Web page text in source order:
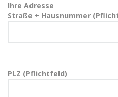
Ihre Adresse
Straße + Hausnummer
PLZ (Pflichtfeld)